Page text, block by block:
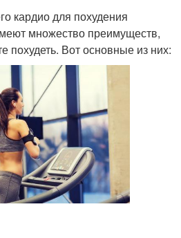
кардио для похудения
множество преимуществ,
похудеть. Вот основные из них: